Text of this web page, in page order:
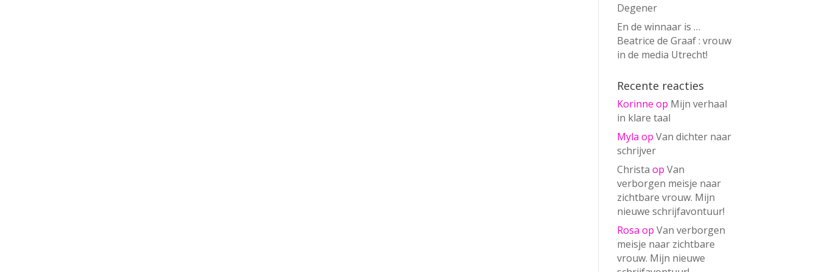
Degener
En de winnaar is …
Beatrice de Graaf : vrouw
in de media Utrecht!
Recente reacties
Korinne op Mijn verhaal
in klare taal
Myla opVan dichter naar
schrijver
Christa opVan
verborgen meisje naar
zichtbare vrouw. Mijn
nieuwe schrijfavontuur!
Rosa opVan verborgen
meisje naar zichtbare
vrouw. Mijn nieuwe